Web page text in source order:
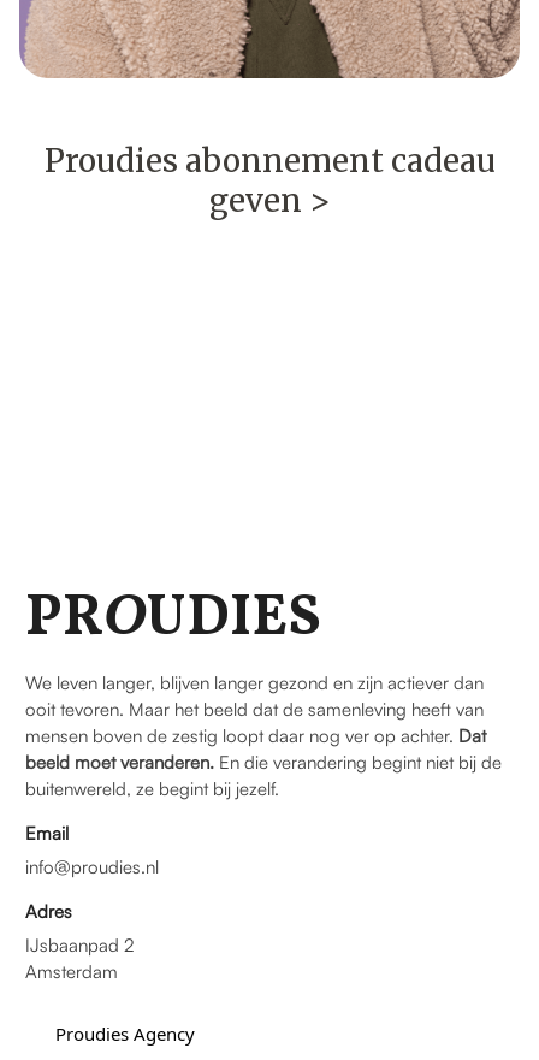
Proudies abonnement cadeau
geven >
PROUDIES
We leven langer, blijven langer gezond en zijn actiever dan
ooit tevoren. Maar het beeld dat de samenleving heeft van
mensen boven de zestig loopt daar nog ver op achter. Dat
beeld moet veranderen. En die verandering begint niet bij de
buitenwereld, ze begint bij jezelf.
Email
info@proudies.nl
Adres
IJsbaanpad 2
Amsterdam
Proudies Agency